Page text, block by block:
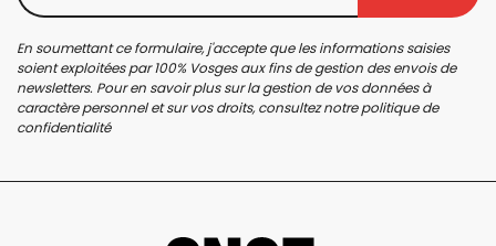
En soumettant ce formulaire, j'accepte que les informations saisies
soient exploitées par 100% Vosges aux fins de gestion des envois de
newsletters. Pour en savoir plus sur la gestion de vos données à
caractère personnel et sur vos droits, consultez notrepolitique de
confidentialité